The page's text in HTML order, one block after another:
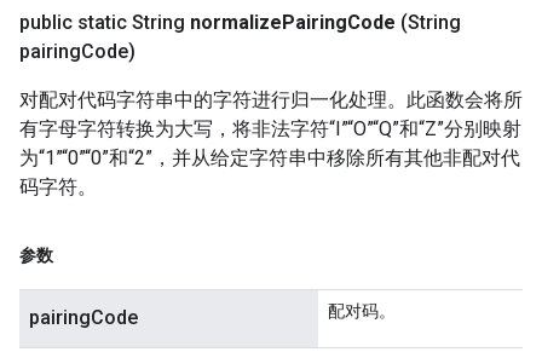
public static String normalizePairingCode (String
pairingCode)
对配对代码字符串中的字符进行归一化处理。此函数会将所
有字母字符转换为大写，将非法字符“I”“O”“Q”和“Z”分别映射
为“1”“0”“0”和“2”，并从给定字符串中移除所有其他非配对代
码字符。
参数
pairingCode 配对码。